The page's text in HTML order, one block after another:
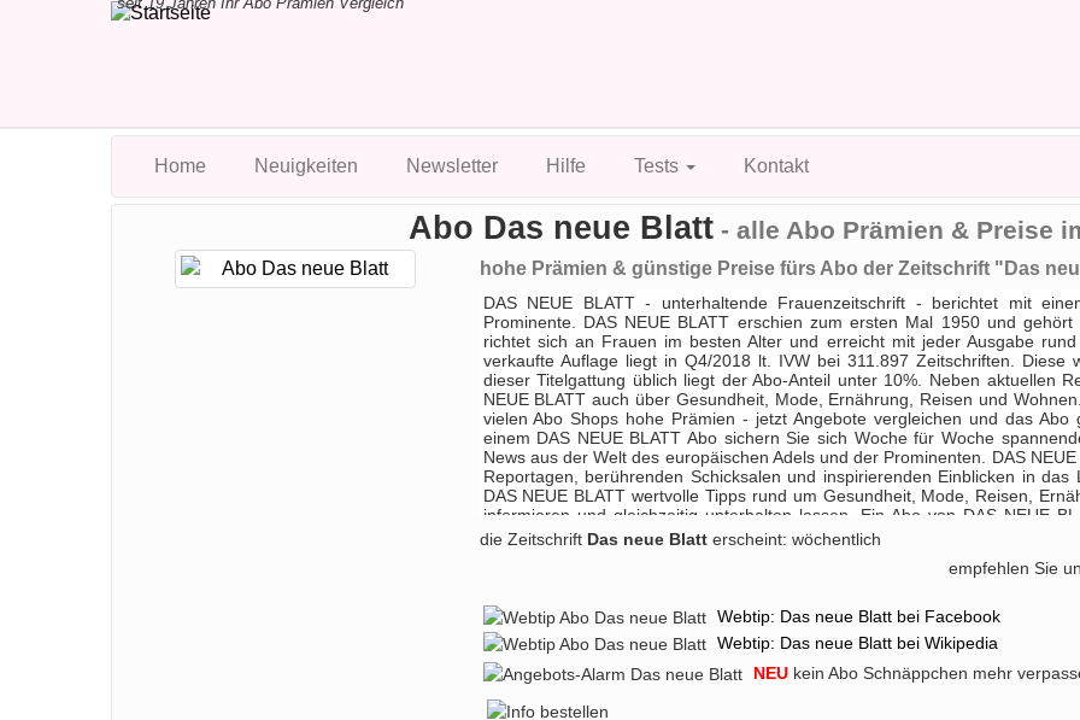
Home Neuigkeiten Newsletter Hilfe Tests Kontakt
Abo Das neue Blatt- alle Abo Prämien & Preise
hohe Prämien & günstige Preise fürs Abo der Zeitschrift "Das
DAS NEUE BLATT - unterhaltende Frauenzeitschrift - berichtet mit
Prominente. DAS NEUE BLATT erschien zum ersten Mal 1950 und
richtet sich an Frauen im besten Alter und erreicht mit jeder Ausgabe
verkaufte Auflage liegt in Q4/2018 lt. IVW bei 311.897 Zeitschriften.
dieser Titelgattung üblich liegt der Abo-Anteil unter 10%. Neben aktuellen
NEUE BLATT auch über Gesundheit, Mode, Ernährung, Reisen und
vielen Abo Shops hohe Prämien - jetzt Angebote vergleichen und das
einem DAS NEUE BLATT Abo sichern Sie sich Woche für Woche
News aus der Welt des europäischen Adels und der Prominenten. DAS
Reportagen, berührenden Schicksalen und inspirierenden Einblicken in
DAS NEUE BLATT wertvolle Tipps rund um Gesundheit, Mode, Reisen,
informieren und gleichzeitig unterhalten lassen. Ein Abo von DAS NEUE
verpassen keine Ausgabe und profitieren von attraktiven Prämien, die viele
beliebten Frauenzeitschrift. Jetzt die aktuellen Abo-Angebote von DAS
Welt der Stars und des Adels wirklich zählt. DAS NEUE BLATT – Ihr
die Zeitschrift Das neue Blatterscheint: wöchentlich
empfehlen Sie
Webtip: Das neue Blatt bei Facebook
Webtip: Das neue Blatt bei Wikipedia
NEU kein Abo Schnäppchen mehr